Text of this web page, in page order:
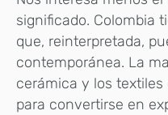
significado. Colombia
que, reinterpretada,
contemporánea. La
cerámica y los textiles
para convertirse en